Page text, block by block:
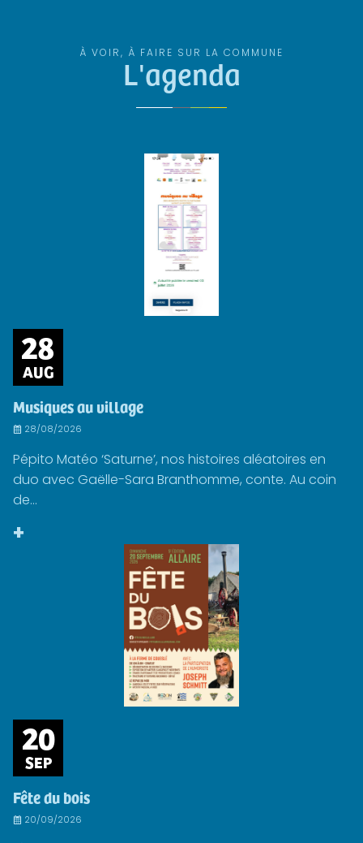
À VOIR, À FAIRE SUR LA COMMUNE
L'agenda
28
AUG
Musiques au village
28/08/2026
Pépito Matéo ‘Saturne’, nos histoires aléatoires en
duo avec Gaëlle-Sara Branthomme, conte. Au coin
de...
+
20
SEP
Fête du bois
20/09/2026